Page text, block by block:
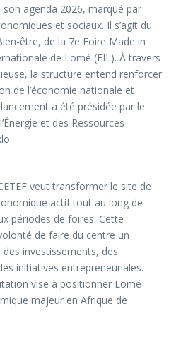
agenda 2026, marqué par
et sociaux. Il s’agit du
être, de la 7e Foire Made in
de Lomé (FIL). À travers
la structure entend renforcer
de l’économie nationale et
a été présidée par le
et des Ressources
veut transformer le site de
actif tout au long de
périodes de foires. Cette
de faire du centre un
investissements, des
initiatives entrepreneuriales.
vise à positionner Lomé
majeur en Afrique de